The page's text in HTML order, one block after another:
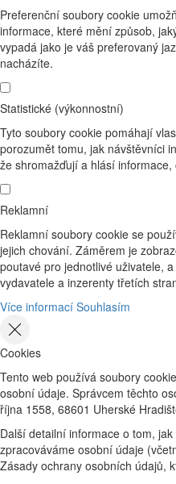
Preferenční soubory cookie
informace, které mění způsob,
vypadá jako je váš preferovaný
nacházíte.
Statistické (výkonnostní)
Tyto soubory cookie pomáhají
porozumět tomu, jak návštěvníci
že shromažďují a hlásí informace,
Reklamní
Reklamní soubory cookie se
jejich chování. Záměrem je
poutavé pro jednotlivé uživatele,
vydavatele a inzerenty třetích
Více informací Souhlasím
Cookies
Tento web používá soubory
osobní údaje. Správcem těchto
října 1558, 68601 Uherské
Další detailní informace o tom,
zpracováváme osobní údaje
Zásady ochrany osobních údajů,